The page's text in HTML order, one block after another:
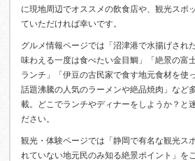
に現地周辺でオススメの飲食店や、観光スポ
ていただければ幸いです。
グルメ情報ページでは「沼津港で水揚げされ
味わえる一度は食べたい金目鯛」「絶景の富
ランチ」「伊豆の古民家で食す地元食材を使
話題沸騰の人気のラーメンや絶品焼肉」など
載。どこでランチやディナーをしようか？と
ださい。
観光・体験ページでは「静岡で有名な観光ス
れていない地元民のみ知る絶景ポイント」を